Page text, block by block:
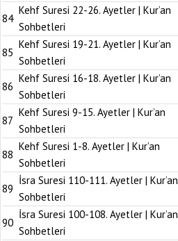
84
Kehf Suresi 22-26. Ayetler | Kur’an
Sohbetleri
85
Kehf Suresi 19-21. Ayetler | Kur’an
Sohbetleri
86
Kehf Suresi 16-18. Ayetler | Kur’an
Sohbetleri
87
Kehf Suresi 9-15. Ayetler | Kur’an
Sohbetleri
88
Kehf Suresi 1-8. Ayetler | Kur’an
Sohbetleri
89
İsra Suresi 110-111. Ayetler | Kur’an
Sohbetleri
90
İsra Suresi 100-108. Ayetler | Kur’an
Sohbetleri